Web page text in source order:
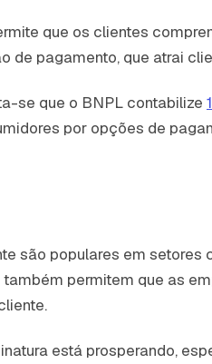
que os clientes
de pagamento, que atrai
se que o BNPL contabilize
por opções de
são populares em
permitem que as
está prosperando,